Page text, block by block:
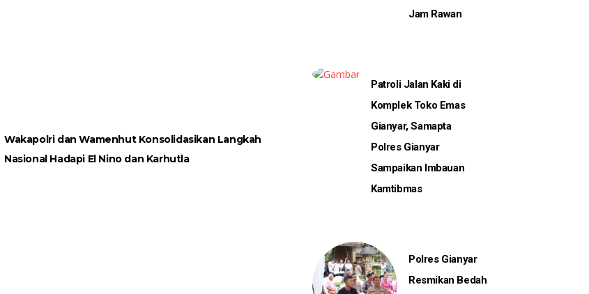
Wakapolri dan Wamenhut Konsolidasikan Langkah
Nasional Hadapi El Nino dan Karhutla
Jam Rawan
Patroli Jalan Kaki di
Komplek Toko Emas
Gianyar, Samapta
Polres Gianyar
Sampaikan Imbauan
Kamtibmas
Polres Gianyar
Resmikan Bedah